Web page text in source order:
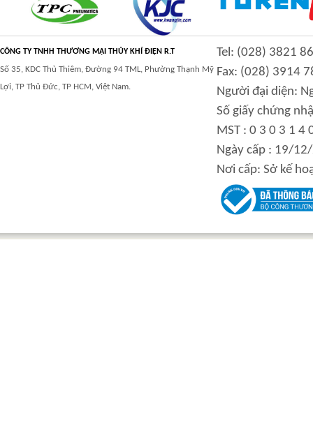
CLASS 900 TRUNNION
MOUNTED BALL
CLASS 2500
TRUNNION MOUNTED
CÔNG TY TNHH THƯƠNG MẠI THỦY KHÍ ĐIỆN R.T
Số 35, KDC Thủ Thiêm, Đường 94 TML, Phường Thạnh Mỹ
Lợi, TP Thủ Đức, TP HCM, Việt Nam.
Tel: (028) 3821
Fax: (028) 3914
Người đại diện:
Số giấy chứng
MST : 0 3 0 3 1 4
Ngày cấp : 19/
Nơi cấp: Sở kế